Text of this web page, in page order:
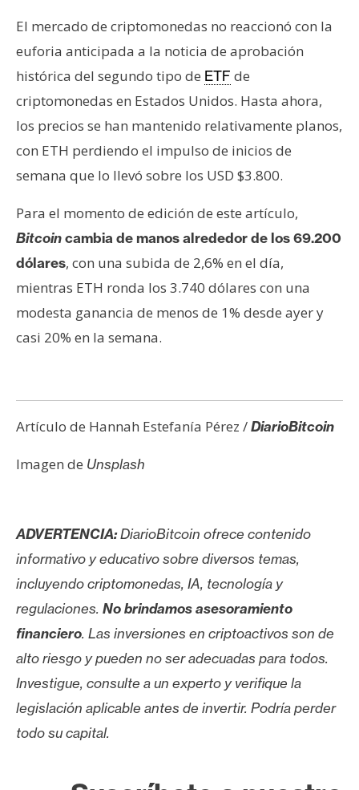
El mercado de criptomonedas no reaccionó con la
euforia anticipada a la noticia de aprobación
histórica del segundo tipo de ETF de
criptomonedas en Estados Unidos. Hasta ahora,
los precios se han mantenido relativamente planos,
con ETH perdiendo el impulso de inicios de
semana que lo llevó sobre los USD $3.800.
Para el momento de edición de este artículo,
Bitcoincambia de manos alrededor de los 69.200
dólares, con una subida de 2,6% en el día,
mientras ETH ronda los 3.740 dólares con una
modesta ganancia de menos de 1% desde ayer y
casi 20% en la semana.
Artículo de Hannah Estefanía Pérez /DiarioBitcoin
Imagen de Unsplash
ADVERTENCIA:DiarioBitcoin ofrece contenido
informativo y educativo sobre diversos temas,
incluyendo criptomonedas, IA, tecnología y
regulaciones. No brindamos asesoramiento
financiero. Las inversiones en criptoactivos son de
alto riesgo y pueden no ser adecuadas para todos.
Investigue, consulte a un experto y verifique la
legislación aplicable antes de invertir. Podría perder
todo su capital.